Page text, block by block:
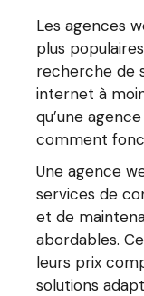
Les agences
plus
recherche de
internet à
qu’une
comment
Une agence
services de
et de
abordables.
leurs prix
solutions